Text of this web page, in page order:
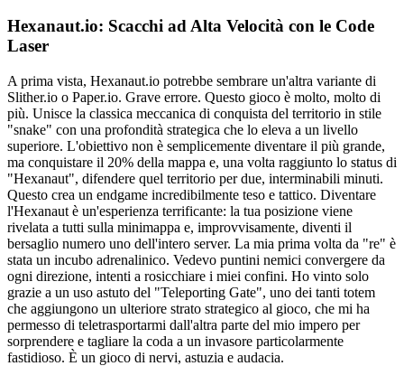
Hexanaut.io: Scacchi ad Alta Velocità con le Code
Laser
A prima vista, Hexanaut.io potrebbe sembrare un'altra variante di
Slither.io o Paper.io. Grave errore. Questo gioco è molto, molto di
più. Unisce la classica meccanica di conquista del territorio in stile
"snake" con una profondità strategica che lo eleva a un livello
superiore. L'obiettivo non è semplicemente diventare il più grande,
ma conquistare il 20% della mappa e, una volta raggiunto lo status di
"Hexanaut", difendere quel territorio per due, interminabili minuti.
Questo crea un endgame incredibilmente teso e tattico. Diventare
l'Hexanaut è un'esperienza terrificante: la tua posizione viene
rivelata a tutti sulla minimappa e, improvvisamente, diventi il
bersaglio numero uno dell'intero server. La mia prima volta da "re" è
stata un incubo adrenalinico. Vedevo puntini nemici convergere da
ogni direzione, intenti a rosicchiare i miei confini. Ho vinto solo
grazie a un uso astuto del "Teleporting Gate", uno dei tanti totem
che aggiungono un ulteriore strato strategico al gioco, che mi ha
permesso di teletrasportarmi dall'altra parte del mio impero per
sorprendere e tagliare la coda a un invasore particolarmente
fastidioso. È un gioco di nervi, astuzia e audacia.